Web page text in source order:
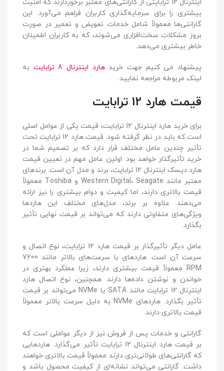
اینترنال 12 ترابایتی از گارانتی‌های معتبر برخوردارند که امنیت
بیشتری را برای سرمایه‌گذاری کاربران فراهم می‌آورد. این
گارانتی‌ها معمولاً شامل خدمات تعویض و تعمیر در صورت
بروز مشکلات سخت‌افزاری می‌شوند، که به کاربران اطمینان
خاطر بیشتری می‌دهد.
پیشنهاد می کنیم جهت خریدهارد اینترنال 8 ترابایت
به
لینک مربوطه مراجعه نمایید.
قیمت هارد 12 ترابایت
برای خرید هارد اینترنال 12 ترابایت، قیمت یکی از عوامل اصلی
است که باید در نظر گرفته شود. قیمت هارد 12 ترابایت تحت
تأثیر چندین عامل مختلف قرار دارد که بر تصمیم شما در
خرید تأثیرگذار خواهد بود. اولین عامل مهم در تعیین قیمت
هارد دیسک اینترنال 12 ترابایت، برند و مدل آن است. برندهای
معتبر مانند Western Digital، Seagate و Toshiba معمولاً
قیمت بالاتری دارند، اما کیفیت و دوام بیشتری را نیز ارائه
می‌دهند. علاوه بر برند، مدل‌های مختلف این هاردها
ویژگی‌های متفاوتی دارند که می‌تواند بر قیمت نهایی تأثیر
بگذارد.
عامل دیگر تأثیرگذار بر قیمت هارد 12 ترابایت، نوع اتصال و
سرعت آن است. هاردهای با سرعت‌های بالاتر مانند 7200
RPM معمولاً قیمت بیشتری دارند، زیرا عملکرد بهتری در
خواندن و نوشتن داده‌ها دارند. همچنین، نوع اتصال هارد
اینترنال 12 ترابایت مانند SATA یا NVMe می‌تواند بر قیمت
تأثیر بگذارد. هاردهای NVMe به دلیل سرعت بالاتر معمولاً
قیمت بالاتری دارند.
گارانتی و خدمات پس از فروش نیز از دیگر عواملی است که
بر قیمت هارد اینترنال 12 ترابایت تأثیر می‌گذارد. هاردهایی
که گارانتی‌های طولانی‌تری دارند معمولاً قیمت بالاتری خواهند
داشت. گارانتی می‌تواند نشانه‌ای از کیفیت محصول باشد و